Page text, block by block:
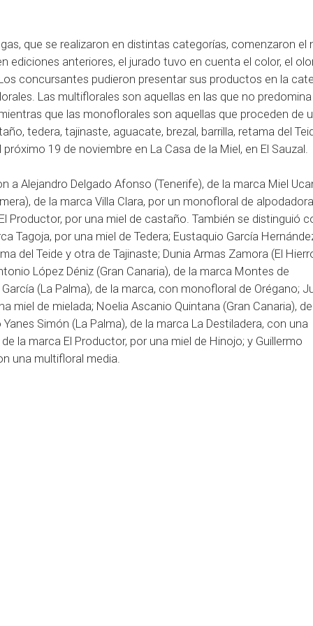
que se realizaron en distintas categorías, comenzaron el
ediciones anteriores, el jurado tuvo en cuenta el color, el
concursantes pudieron presentar sus productos en la
Las multiflorales son aquellas en las que no
que las monoflorales son aquellas que proceden de
tedera, tajinaste, aguacate, brezal, barrilla, retama del
19 de noviembre en La Casa de la Miel, en El Sauzal.
a Alejandro Delgado Afonso (Tenerife), de la marca Miel
de la marca Villa Clara, por un monofloral de
Productor, por una miel de castaño. También se distinguió
Tagoja, por una miel de Tedera; Eustaquio García
del Teide y otra de Tajinaste; Dunia Armas Zamora (El
López Déniz (Gran Canaria), de la marca Montes de
(La Palma), de la marca, con monofloral de Orégano;
miel de mielada; Noelia Ascanio Quintana (Gran Canaria),
Simón (La Palma), de la marca La Destiladera, con una
la marca El Productor, por una miel de Hinojo; y Guillermo
una multifloral media.